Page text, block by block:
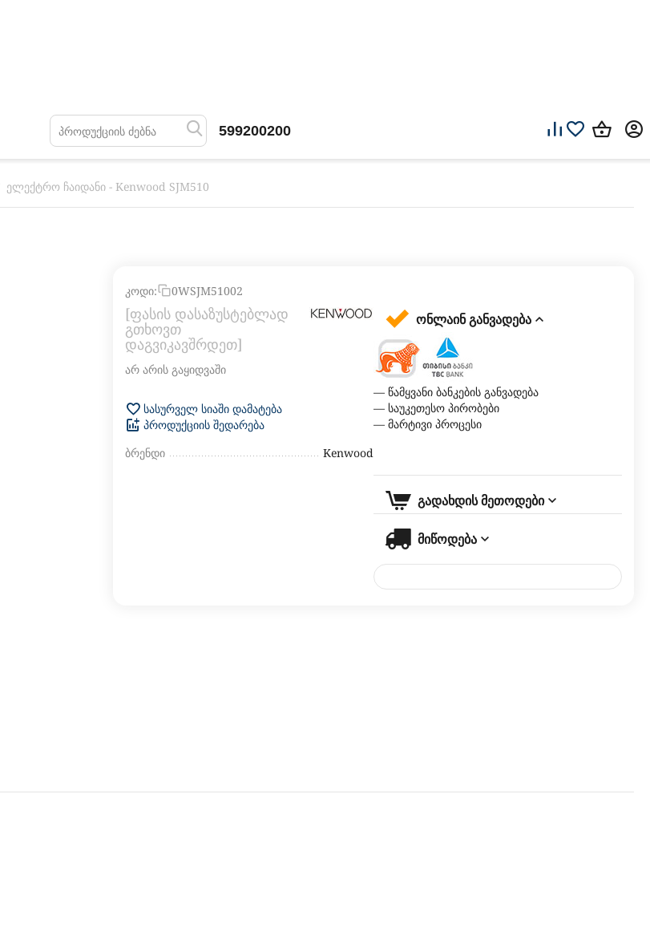
599200200
ელექტრო ჩაიდანი - Kenwood SJM510
კოდი: 0WSJM51002
[ფასის დასაზუსტებლად
გთხოვთ
დაგვიკავშრდეთ]
არ არის გაყიდვაში
სასურველ სიაში დამატება
პროდუქციის შედარება
ბრენდი Kenwood
ონლაინ განვადება
— წამყვანი ბანკების განვადება
— საუკეთესო პირობები
— მარტივი პროცესი
გადახდის მეთოდები
მიწოდება